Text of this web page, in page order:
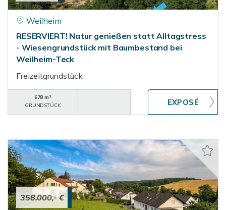
Weilheim
RESERVIERT! Natur genießen statt Alltagstress
- Wiesengrundstück mit Baumbestand bei
Weilheim-Teck
Freizeitgrundstück
678 m²
GRUNDSTÜCK
358.000,- €